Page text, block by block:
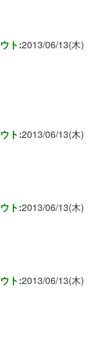
ト:2013/06/13(木)
ト:2013/06/13(木)
ト:2013/06/13(木)
ト:2013/06/13(木)